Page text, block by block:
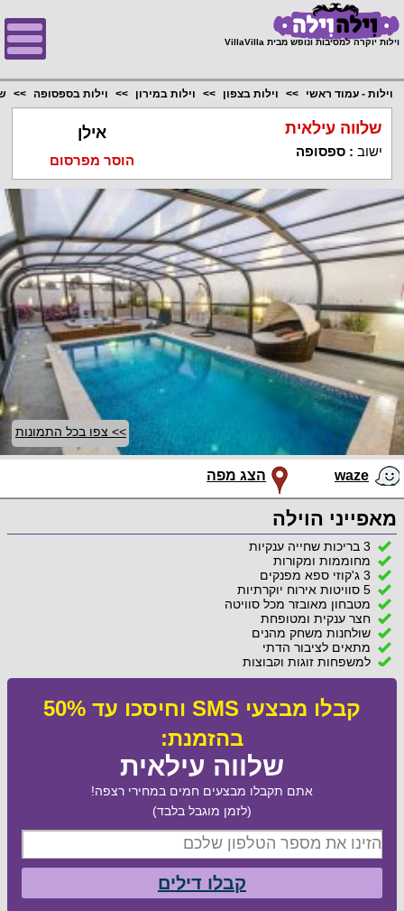
וילות יוקרה למסיבות ונופש מבית VillaVilla
וילות - עמוד ראשי וילות בצפון וילות במירון וילות בספסופה
שלווה עילאית
ישוב :ספסופה
אילן
הוסר מפרסום
>> צפו בכל התמונות
waze הצג מפה
מאפייני הוילה
3 בריכות שחייה ענקיות
מחוממות ומקורות
3 ג'קוזי ספא מפנקים
5 סוויטות אירוח יוקרתיות
מטבחון מאובזר מכל סוויטה
חצר ענקית ומטופחת
שולחנות משחק מהנים
מתאים לציבור הדתי
למשפחות זוגות וקבוצות
קבלו מבצעי SMS וחיסכו עד 50%
בהזמנת:
שלווה עילאית
אתם תקבלו מבצעים חמים במחירי רצפה!
(לזמן מוגבל בלבד)
קבלו דילים